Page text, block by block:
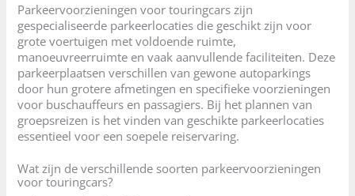
Parkeervoorzieningen voor touringcars zijn
gespecialiseerde parkeerlocaties die geschikt zijn voor
grote voertuigen met voldoende ruimte,
manoeuvreerruimte en vaak aanvullende faciliteiten. Deze
parkeerplaatsen verschillen van gewone autoparkings
door hun grotere afmetingen en specifieke voorzieningen
voor buschauffeurs en passagiers. Bij het plannen van
groepsreizen is het vinden van geschikte parkeerlocaties
essentieel voor een soepele reiservaring.
Wat zijn de verschillende soorten parkeervoorzieningen
voor touringcars?